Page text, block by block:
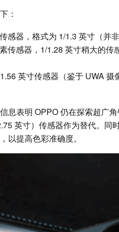
：
感器，格式为 1/1.3 英寸（并非
传感器，1/1.28 英寸稍大的传
英寸传感器（鉴于 UWA
息表明 OPPO 仍在探索超广
英寸）传感器作为替代。同
以提高色彩准确度。